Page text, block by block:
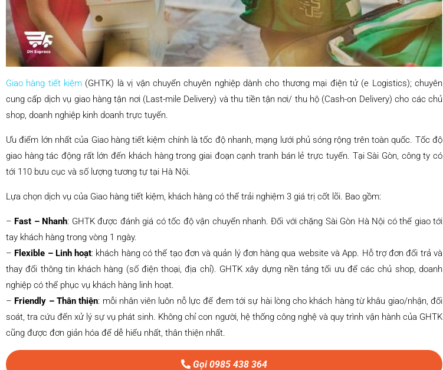
Giao hàng tiết kiệm (GHTK) là vị vận chuyển chuyên nghiệp dành cho thương mại điện tử (e Logistics); chuyên
cung cấp dịch vụ giao hàng tận nơi (Last-mile Delivery) và thu tiền tận nơi/ thu hộ (Cash-on Delivery) cho các chủ
shop, doanh nghiệp kinh doanh trực tuyến.
Ưu điểm lớn nhất của Giao hàng tiết kiệm chính là tốc độ nhanh, mạng lưới phủ sóng rộng trên toàn quốc. Tốc độ
giao hàng tác động rất lớn đến khách hàng trong giai đoạn cạnh tranh bán lẻ trực tuyến. Tại Sài Gòn, công ty có
tới 110 bưu cục và số lượng tương tự tại Hà Nội.
Lựa chọn dịch vụ của Giao hàng tiết kiệm, khách hàng có thể trải nghiệm 3 giá trị cốt lõi. Bao gồm:
– Fast – Nhanh: GHTK được đánh giá có tốc độ vận chuyển nhanh. Đối với chặng Sài Gòn Hà Nội có thể giao tới
tay khách hàng trong vòng 1 ngày.
– Flexible – Linh hoạt: khách hàng có thể tạo đơn và quản lý đơn hàng qua website và App. Hỗ trợ đơn đổi trả và
thay đổi thông tin khách hàng (số điện thoại, địa chỉ). GHTK xây dựng nền tảng tối ưu để các chủ shop, doanh
nghiệp có thể phục vụ khách hàng linh hoạt.
– Friendly – Thân thiện: mỗi nhân viên luôn nỗ lực để đem tới sự hài lòng cho khách hàng từ khâu giao/nhận, đối
soát, tra cứu đến xử lý sự vụ phát sinh. Không chỉ con người, hệ thống công nghệ và quy trình vận hành của GHTK
cũng được đơn giản hóa để dễ hiểu nhất, thân thiện nhất.
Gọi 0985 438 364